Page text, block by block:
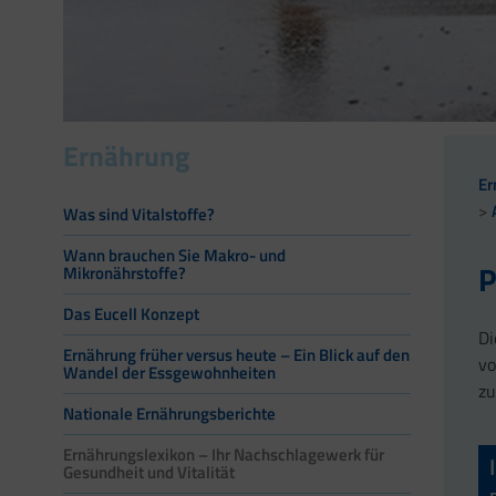
Ernährung
Was sind Vitalstoffe?
Wann brauchen Sie Makro- und
Mikronährstoffe?
Das Eucell Konzept
Ernährung früher versus heute – Ein Blick auf den
Wandel der Essgewohnheiten
Nationale Ernährungsberichte
Ernährungslexikon – Ihr Nachschlagewerk für
Gesundheit und Vitalität